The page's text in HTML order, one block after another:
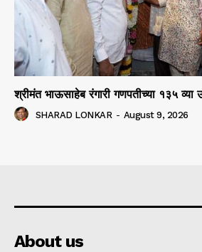
श्रीमंत भाऊसाहेब रंगारी गणपतीच्या १३५ व्या
SHARAD LONKAR - August 9, 2026
About us